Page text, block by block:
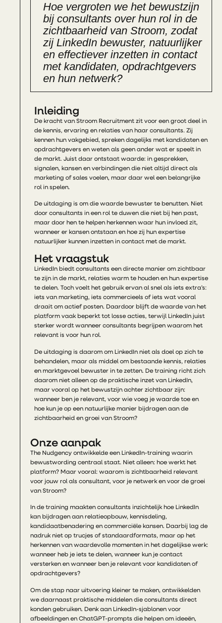
Hoe vergroten we het bewustzijn
bij consultants over hun rol in de
zichtbaarheid van Stroom, zodat
zij LinkedIn bewuster, natuurlijker
en effectiever inzetten in contact
met kandidaten, opdrachtgevers
en hun netwerk?
Inleiding
De kracht van Stroom Recruitment zit voor een groot deel in
de kennis, ervaring en relaties van haar consultants. Zij
kennen hun vakgebied, spreken dagelijks met kandidaten en
opdrachtgevers en weten als geen ander wat er speelt in
de markt. Juist daar ontstaat waarde: in gesprekken,
signalen, kansen en verbindingen die niet altijd direct als
marketing of sales voelen, maar daar wel een belangrijke
rol in spelen.
De uitdaging is om die waarde bewuster te benutten. Niet
door consultants in een rol te duwen die niet bij hen past,
maar door hen te helpen herkennen waar hun invloed zit,
wanneer er kansen ontstaan en hoe zij hun expertise
natuurlijker kunnen inzetten in contact met de markt.
Het vraagstuk
LinkedIn biedt consultants een directe manier om zichtbaar
te zijn in de markt, relaties warm te houden en hun expertise
te delen. Toch voelt het gebruik ervan al snel als iets extra’s:
iets van marketing, iets commercieels of iets wat vooral
draait om actief posten. Daardoor blijft de waarde van het
platform vaak beperkt tot losse acties, terwijl LinkedIn juist
sterker wordt wanneer consultants begrijpen waarom het
relevant is voor hun rol.
De uitdaging is daarom om LinkedIn niet als doel op zich te
behandelen, maar als middel om bestaande kennis, relaties
en marktgevoel bewuster in te zetten. De training richt zich
daarom niet alleen op de praktische inzet van LinkedIn,
maar vooral op het bewustzijn achter zichtbaar zijn:
wanneer ben je relevant, voor wie voeg je waarde toe en
hoe kun je op een natuurlijke manier bijdragen aan de
zichtbaarheid en groei van Stroom?
Onze aanpak
The Nudgency ontwikkelde een LinkedIn-training waarin
bewustwording centraal staat. Niet alleen: hoe werkt het
platform? Maar vooral: waarom is zichtbaarheid relevant
voor jouw rol als consultant, voor je netwerk en voor de groei
van Stroom?
In de training maakten consultants inzichtelijk hoe LinkedIn
kan bijdragen aan relatieopbouw, kennisdeling,
kandidaatbenadering en commerciële kansen. Daarbij lag de
nadruk niet op trucjes of standaardformats, maar op het
herkennen van waardevolle momenten in het dagelijkse werk:
wanneer heb je iets te delen, wanneer kun je contact
versterken en wanneer ben je relevant voor kandidaten of
opdrachtgevers?
Om de stap naar uitvoering kleiner te maken, ontwikkelden
we daarnaast praktische middelen die consultants direct
konden gebruiken. Denk aan LinkedIn-sjablonen voor
afbeeldingen en ChatGPT-prompts die helpen om ideeën,